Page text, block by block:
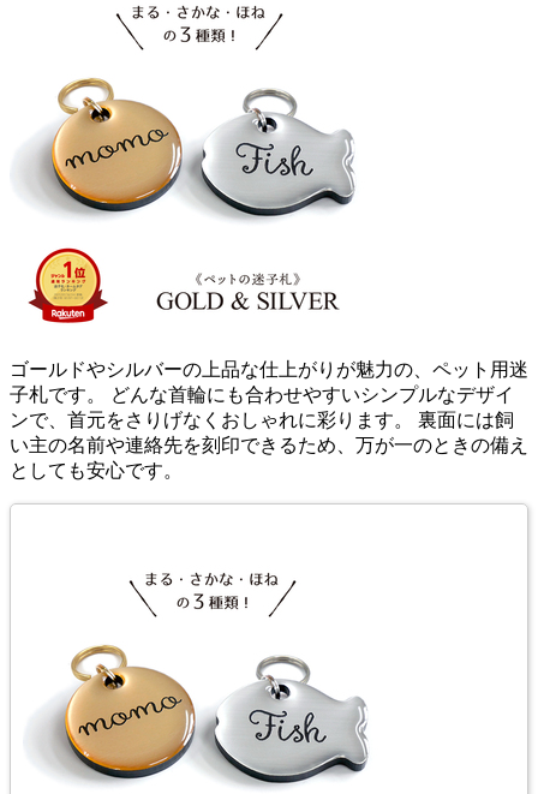
ゴールドやシルバーの上品な仕上がりが魅力の、ペット用迷
子札です。 どんな首輪にも合わせやすいシンプルなデザイ
ンで、首元をさりげなくおしゃれに彩ります。 裏面には飼
い主の名前や連絡先を刻印できるため、万が一のときの備え
としても安心です。